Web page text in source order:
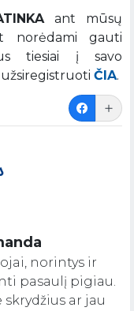
ant mūsų
norėdami gauti
tiesiai į savo
ČIA.
norintys ir
pasaulį pigiau.
ar jau